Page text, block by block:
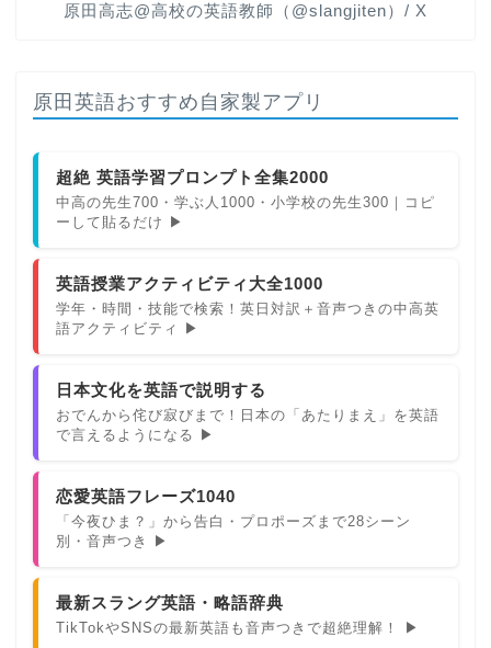
原田高志@高校の英語教師（@slangjiten）/ X
原田英語おすすめ自家製アプリ
超絶 英語学習プロンプト全集2000
中高の先生700・学ぶ人1000・小学校の先生300｜コピ
ーして貼るだけ ▶
英語授業アクティビティ大全1000
学年・時間・技能で検索！英日対訳＋音声つきの中高英
語アクティビティ ▶
日本文化を英語で説明する
おでんから侘び寂びまで！日本の「あたりまえ」を英語
で言えるようになる ▶
恋愛英語フレーズ1040
「今夜ひま？」から告白・プロポーズまで28シーン
別・音声つき ▶
最新スラング英語・略語辞典
TikTokやSNSの最新英語も音声つきで超絶理解！ ▶